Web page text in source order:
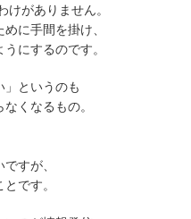
がありません。
に手間を掛け、
にするのです。
」というのも
くなるもの。
すが、
です。